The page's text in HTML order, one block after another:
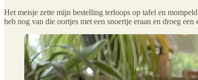
Het meisje zette mijn bestelling terloops op tafel en
heb nog van die oortjes met een snoertje eraan en droeg